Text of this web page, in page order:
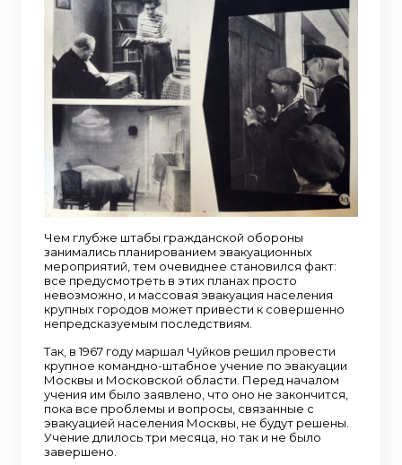
Чем глубже штабы гражданской обороны
занимались планированием эвакуационных
мероприятий, тем очевиднее становился факт:
все предусмотреть в этих планах просто
невозможно, и массовая эвакуация населения
крупных городов может привести к совершенно
непредсказуемым последствиям.
Так, в 1967 году маршал Чуйков решил провести
крупное командно-штабное учение по эвакуации
Москвы и Московской области. Перед началом
учения им было заявлено, что оно не закончится,
пока все проблемы и вопросы, связанные с
эвакуацией населения Москвы, не будут решены.
Учение длилось три месяца, но так и не было
завершено.